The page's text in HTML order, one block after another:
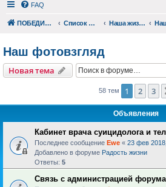
FAQ
ПОБЕДИШЬ.РУ Список форумов Наша жизнь (не всё же о суициде!)
Наш фотовзгляд
Новая тема
58 тем 1 2 3
Объявления
Кабинет врача суицидолога и
Последнее сообщение Ewe « 23 фев
Добавлено в форуме Радость жизни
Ответы: 5
Связь с администрацией форума